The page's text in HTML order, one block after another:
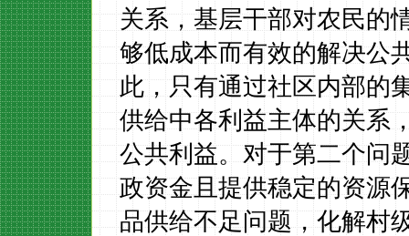
关系，基层干部对农民的
够低成本而有效的解决公
此，只有通过社区内部的
供给中各利益主体的关系
公共利益。对于第二个问
政资金且提供稳定的资源
品供给不足问题，化解村